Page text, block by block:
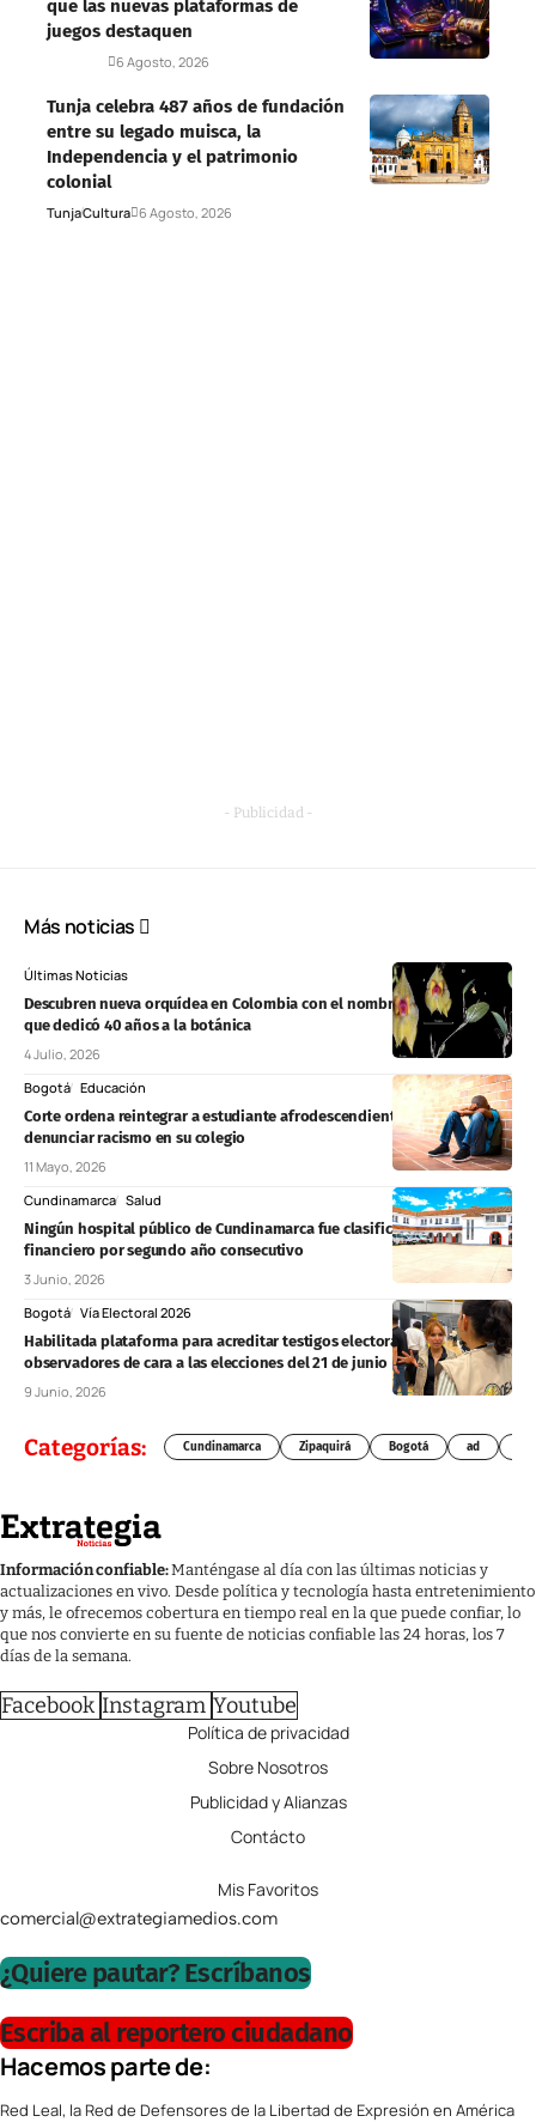
que las nuevas plataformas de
juegos destaquen
6 Agosto, 2026
Tunja celebra 487 años de fundación
entre su legado muisca, la
Independencia y el patrimonio
colonial
TunjaCultura 6 Agosto, 2026
- Publicidad -
Más noticias
Últimas Noticias
Descubren nueva orquídea en Colombia con el nombre de un profesor
que dedicó 40 años a la botánica
4 Julio, 2026
Bogotá Educación
Corte ordena reintegrar a estudiante afrodescendiente expulsado tras
denunciar racismo en su colegio
11 Mayo, 2026
Cundinamarca Salud
Ningún hospital público de Cundinamarca fue clasificado en riesgo
financiero por segundo año consecutivo
3 Junio, 2026
Bogotá Vía Electoral 2026
Habilitada plataforma para acreditar testigos electorales y
observadores de cara a las elecciones del 21 de junio
9 Junio, 2026
Categorías: Cundinamarca Zipaquirá Bogotá ad
Información confiable:Manténgase al día con las últimas noticias y
actualizaciones en vivo. Desde política y tecnología hasta entretenimiento
y más, le ofrecemos cobertura en tiempo real en la que puede confiar, lo
que nos convierte en su fuente de noticias confiable las 24 horas, los 7
días de la semana.
Facebook Instagram Youtube
Política de privacidad
Sobre Nosotros
Publicidad y Alianzas
Contácto
Mis Favoritos
comercial@extrategiamedios.com
¿Quiere pautar? Escríbanos
Escriba al reportero ciudadano
Hacemos parte de:
Red Leal, la Red de Defensores de la Libertad de Expresión en América